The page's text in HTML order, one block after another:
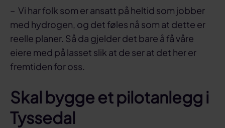
– Vi har folk som er ansatt på heltid som jobber
med hydrogen, og det føles nå som at dette er
reelle planer. Så da gjelder det bare å få våre
eiere med på lasset slik at de ser at det her er
fremtiden for oss.
Skal bygge et pilotanlegg i
Tyssedal